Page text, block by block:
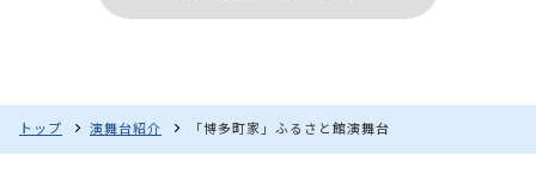
トップ 演舞台紹介 「博多町家」ふるさと館演舞台